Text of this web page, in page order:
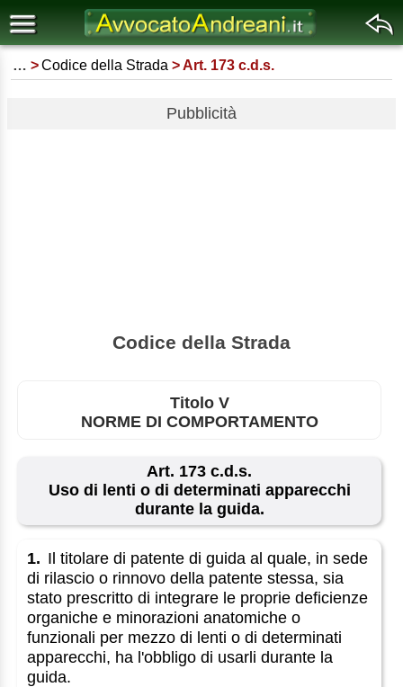
… Codice della Strada Art. 173 c.d.s.
Pubblicità
Codice della Strada
Titolo V
NORME DI COMPORTAMENTO
Art. 173 c.d.s.
Uso di lenti o di determinati apparecchi
durante la guida.
1. Il titolare di patente di guida al quale, in sede
di rilascio o rinnovo della patente stessa, sia
stato prescritto di integrare le proprie deficienze
organiche e minorazioni anatomiche o
funzionali per mezzo di lenti o di determinati
apparecchi, ha l'obbligo di usarli durante la
guida.